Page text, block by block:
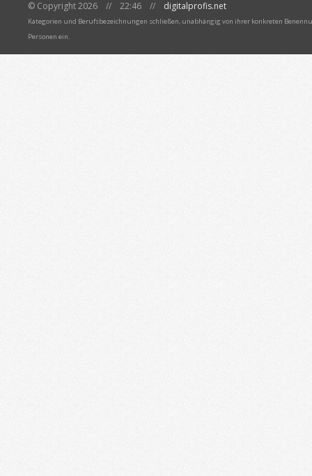
© Copyright 2026 // 22:46 // digitalprofis.net
Kategorien und Berufsbezeichnungen schließen, unabhängig von ihrer konkreten
Personen ein.